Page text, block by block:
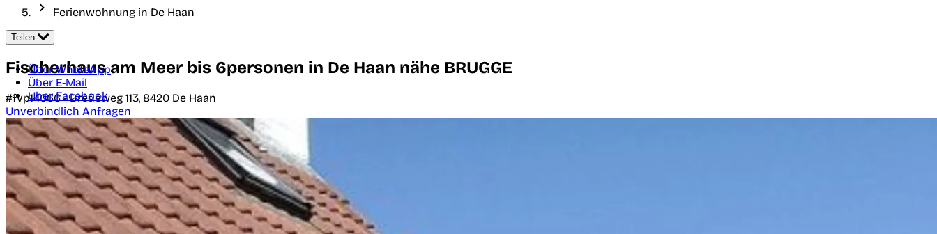
Ferienwohnung in De Haan
Teilen
Über WhatsApp
Über E-Mail
Über Facebook
Fischerhaus am Meer bis 6personen in De Haan nähe BRUGGE
#fvp14066 -Bredeweg 113, 8420 De Haan
Unverbindlich Anfragen